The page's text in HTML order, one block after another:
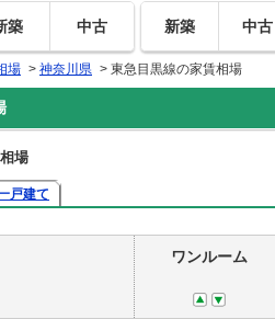
築 中古 新築 中古
場 > 神奈川県 > 東急目黒線の家賃相場
場
戸建て
ワンルーム